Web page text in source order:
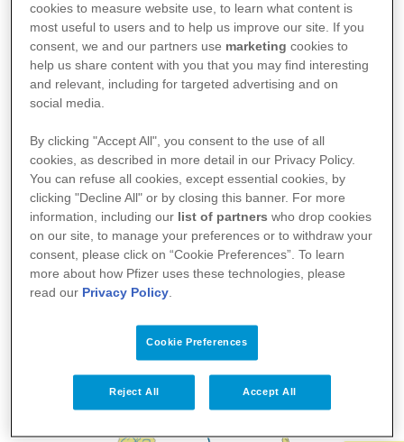
Er ist nicht stabil und fällt auseinander. Die Einzelteile
verklumpen und können ihre biologische
Transportfunktion nicht mehr erfüllen. Für den Körper
sind diese Eiweiße unbrauchbar geworden.
Mediziner:innen sprechen von fehlgefalteten Eiweißen,
cookies to measure website use, to learn what content is
most useful to users and to help us improve our site. If you
consent, we and our partners use marketing cookies to
help us share content with you that you may find interesting
and relevant, including for targeted advertising and on
social media.
By clicking "Accept All", you consent to the use of all
cookies, as described in more detail in our Privacy Policy.
You can refuse all cookies, except essential cookies, by
clicking "Decline All" or by closing this banner. For more
information, including our list of partners who drop cookies
on our site, to manage your preferences or to withdraw your
consent, please click on “Cookie Preferences”. To learn
more about how Pfizer uses these technologies, please
read our Privacy Policy.
Cookie Preferences
Reject All Accept All